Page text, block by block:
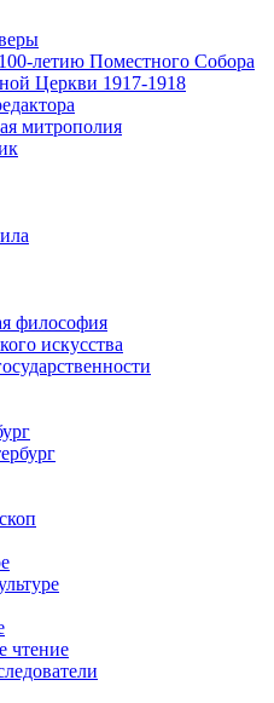
летию Поместного Собора
Церкви 1917-1918
митрополия
философия
искусства
чтение